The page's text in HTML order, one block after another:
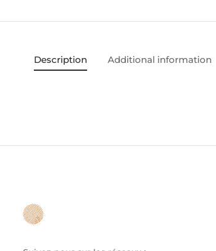
Description Additional information